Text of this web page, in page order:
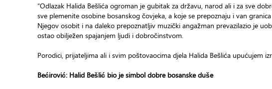
“Odlazak Halida Bešlića ogroman je gubitak za državu, narod ali i za sve
sve plemenite osobine bosanskog čovjeka, a koje se prepoznaju i van
Njegov osobit i na daleko prepoznatljiv muzički angažman prevazilazio je
ostao obilježen spajanjem ljudi i dobročinstvom.
Porodici, prijateljima ali i svim poštovaocima djela Halida Bešlića upućujem
Bećirović: Halid Bešlić bio je simbol dobre bosanske duše